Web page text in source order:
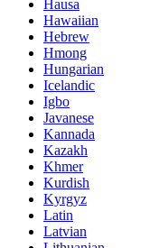
Hausa
Hawaiian
Hebrew
Hmong
Hungarian
Icelandic
Igbo
Javanese
Kannada
Kazakh
Khmer
Kurdish
Kyrgyz
Latin
Latvian